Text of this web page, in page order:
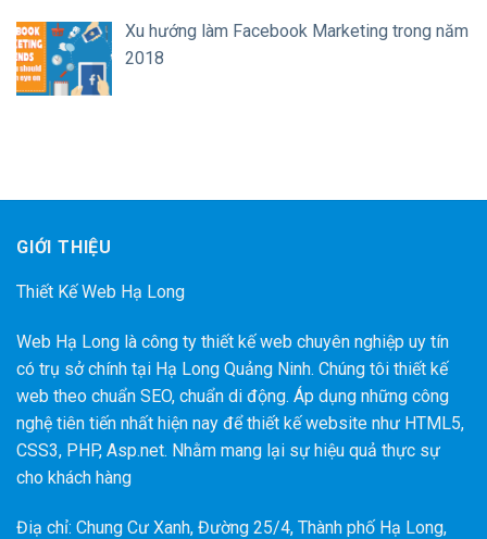
Xu hướng làm Facebook Marketing trong năm
2018
GIỚI THIỆU
Thiết Kế Web Hạ Long
Web Hạ Long là công ty thiết kế web chuyên nghiệp uy tín
có trụ sở chính tại Hạ Long Quảng Ninh. Chúng tôi thiết kế
web theo chuẩn SEO, chuẩn di động. Áp dụng những công
nghệ tiên tiến nhất hiện nay để thiết kế website như HTML5,
CSS3, PHP, Asp.net. Nhằm mang lại sự hiệu quả thực sự
cho khách hàng
Điạ chỉ: Chung Cư Xanh, Đường 25/4, Thành phố Hạ Long,